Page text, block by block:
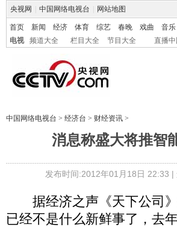
央视网 中国网络电视台 网站地图
首页 新闻 经济 体育 综艺 春晚 戏曲 音乐
电视
频道大全 栏目大全 节目大全 直播中
中国网络电视台 > 经济台 > 财经资讯 >
消息称盛大将推智
发布时间:2012年01月18日 22:33 |
据经济之声《天下公司》
已经不是什么新鲜事了，去